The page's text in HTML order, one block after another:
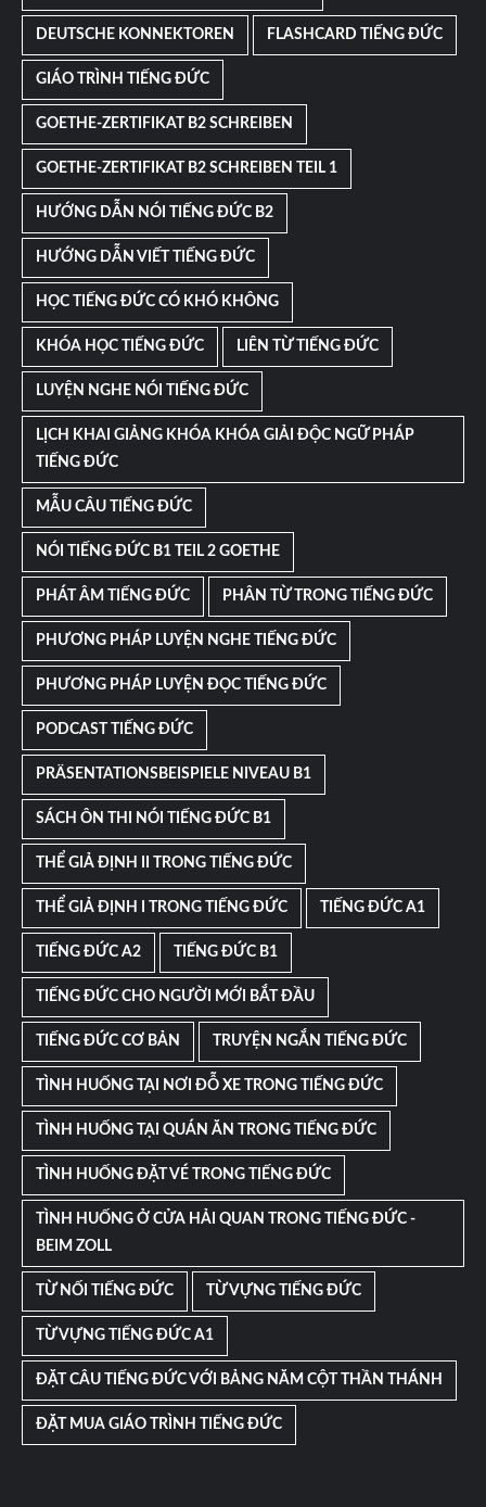
DEUTSCHE KONNEKTOREN FLASHCARD TIẾNG ĐỨC
GIÁO TRÌNH TIẾNG ĐỨC
GOETHE-ZERTIFIKAT B2 SCHREIBEN
GOETHE-ZERTIFIKAT B2 SCHREIBEN TEIL 1
HƯỚNG DẪN NÓI TIẾNG ĐỨC B2
HƯỚNG DẪN VIẾT TIẾNG ĐỨC
HỌC TIẾNG ĐỨC CÓ KHÓ KHÔNG
KHÓA HỌC TIẾNG ĐỨC LIÊN TỪ TIẾNG ĐỨC
LUYỆN NGHE NÓI TIẾNG ĐỨC
LỊCH KHAI GIẢNG KHÓA KHÓA GIẢI ĐỘC NGỮ PHÁP
TIẾNG ĐỨC
MẪU CÂU TIẾNG ĐỨC
NÓI TIẾNG ĐỨC B1 TEIL 2 GOETHE
PHÁT ÂM TIẾNG ĐỨC PHÂN TỪ TRONG TIẾNG ĐỨC
PHƯƠNG PHÁP LUYỆN NGHE TIẾNG ĐỨC
PHƯƠNG PHÁP LUYỆN ĐỌC TIẾNG ĐỨC
PODCAST TIẾNG ĐỨC
PRÄSENTATIONSBEISPIELE NIVEAU B1
SÁCH ÔN THI NÓI TIẾNG ĐỨC B1
THỂ GIẢ ĐỊNH II TRONG TIẾNG ĐỨC
THỂ GIẢ ĐỊNH I TRONG TIẾNG ĐỨC TIẾNG ĐỨC A1
TIẾNG ĐỨC A2 TIẾNG ĐỨC B1
TIẾNG ĐỨC CHO NGƯỜI MỚI BẮT ĐẦU
TIẾNG ĐỨC CƠ BẢN TRUYỆN NGẮN TIẾNG ĐỨC
TÌNH HUỐNG TẠI NƠI ĐỖ XE TRONG TIẾNG ĐỨC
TÌNH HUỐNG TẠI QUÁN ĂN TRONG TIẾNG ĐỨC
TÌNH HUỐNG ĐẶT VÉ TRONG TIẾNG ĐỨC
TÌNH HUỐNG Ở CỬA HẢI QUAN TRONG TIẾNG ĐỨC -
BEIM ZOLL
TỪ NỐI TIẾNG ĐỨC TỪ VỰNG TIẾNG ĐỨC
TỪ VỰNG TIẾNG ĐỨC A1
ĐẶT CÂU TIẾNG ĐỨC VỚI BẢNG NĂM CỘT THẦN THÁNH
ĐẶT MUA GIÁO TRÌNH TIẾNG ĐỨC